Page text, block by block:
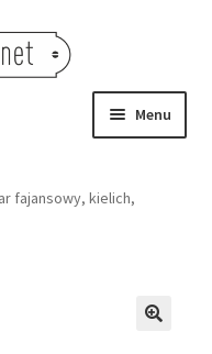
Menu
fajansowy, kielich,